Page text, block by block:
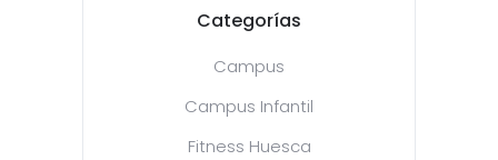
Categorías
Campus
Campus Infantil
Fitness Huesca